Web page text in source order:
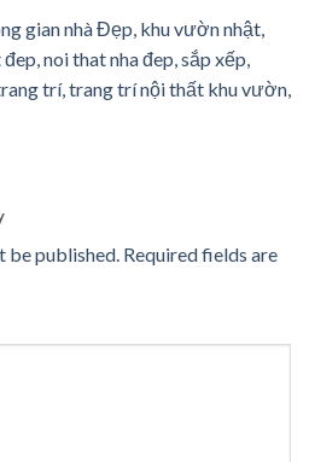
gian nhà Đẹp, khu vườn nhật,
đep,noi that nha đep,sắp xếp,
trí,trang trí nội thất khu vườn,
be published. Required fields are